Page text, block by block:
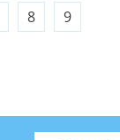
8 9